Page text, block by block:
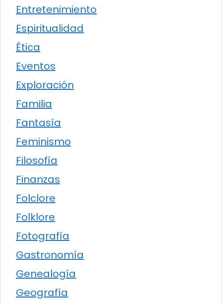
Entretenimiento
Espiritualidad
Ética
Eventos
Exploración
Familia
Fantasía
Feminismo
Filosofía
Finanzas
Folclore
Folklore
Fotografía
Gastronomía
Genealogía
Geografía